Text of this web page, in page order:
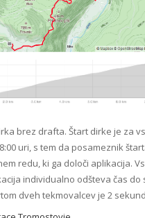
brez drafta. Štart dirke je za
uri, s tem da posameznik
redu, ki ga določi aplikacija.
individualno odšteva čas do
dveh tekmovalcev je 2